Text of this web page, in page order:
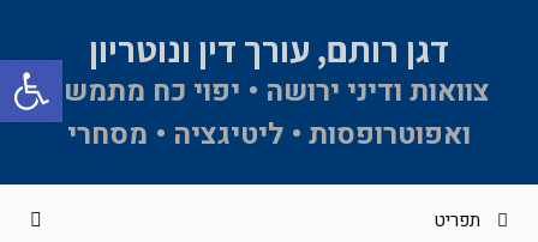
פתח דגן רותם, עורך דין ונוטריון
צוואות ודיני ירושה • יפוי כח מתמשך
ואפוטרופסות • ליטיגציה • מסחרי
תפריט